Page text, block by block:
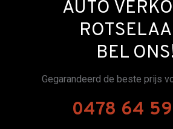
AUTO
BEL
Gegarandeerd de beste prijs
0478 64